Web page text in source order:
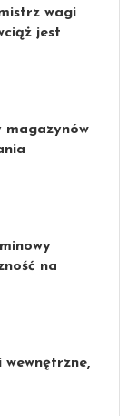
wagi
jest
magazynów
na